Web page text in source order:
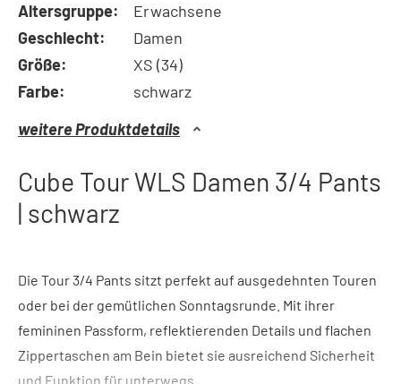
Altersgruppe:
Erwachsene
Geschlecht:
Damen
Größe:
XS (34)
Farbe:
schwarz
weitere Produktdetails
Cube Tour WLS Damen 3/4 Pants
| schwarz
Die Tour 3/4 Pants sitzt perfekt auf ausgedehnten Touren
oder bei der gemütlichen Sonntagsrunde. Mit ihrer
femininen Passform, reflektierenden Details und flachen
Zippertaschen am Bein bietet sie ausreichend Sicherheit
und Funktion für unterwegs.